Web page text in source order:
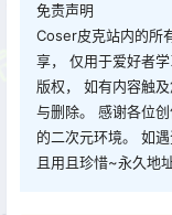
免责声明
Coser皮克站内的所
享， 仅用于爱好者
版权， 如有内容触
与删除。 感谢各位
的二次元环境。 如
且用且珍惜~永久地